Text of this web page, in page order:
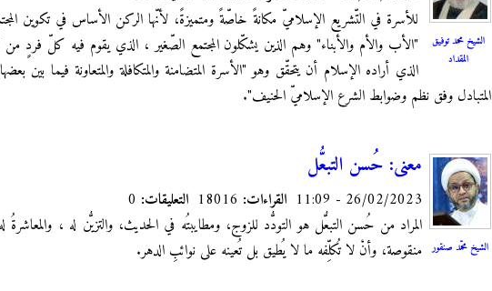
الشيخ محمد توفيق
المقداد
للأسرة في التّشريع الإسلاميّ مكانةً خاصّةً ومتميزةً، لأنّها الركن الأساس في تكوين
"الأب والأم والأبناء" وهم الذين يشكّلون المجتمع الصّغير ، الذي يقوم فيه كلّ فردٍ من
الذي أراده الإسلام أن يتحقّق وهو "الأسرة المتضامنة والمتكافلة والمتعاونة فيما بين
المتبادل وفق نظم وضوابط الشرع الإسلاميّ الحنيف".
الشيخ محمّد صنقور
معنى: حُسن التبعُّل
26/02/2023 - 11:09 القراءات: التعليقات:
المراد من حُسن التبعُّل هو التودُّد للزوج، ومطايبتُه في الحديث، والتزيُّن له ،
منقوصة، وأنْ لا تُكلِّفه ما لا يُطيق بل تُعينه على نوائبِ الدهر.